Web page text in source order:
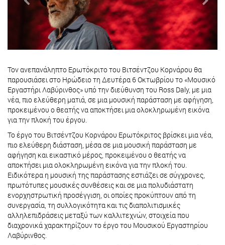
Τον ανεπανάληπτο Ερωτόκριτο του Βιτσέντζου Κορνάρου θα
παρουσιάσει στο Ηρώδειο τη Δευτέρα 6 Οκτωβρίου το «Μουσικό
Εργαστήρι Λαβύρινθος» υπό την διεύθυνση του Ross Daly, με μια
νέα, πιο ελεύθερη ματιά, σε μια μουσική παράσταση με αφήγηση,
προκειμένου ο θεατής να αποκτήσει μια ολοκληρωμένη εικόνα
για την πλοκή του έργου.
Το έργο του Βιτσέντζου Κορνάρου Ερωτόκριτος βρίσκει μια νέα,
πιο ελεύθερη διάσταση, μέσα σε μια μουσική παράσταση με
αφήγηση και εικαστικό μέρος, προκειμένου ο θεατής να
αποκτήσει μια ολοκληρωμένη εικόνα για την πλοκή του.
Ειδικότερα η μουσική της παράστασης εστιάζει σε σύγχρονες,
πρωτότυπες μουσικές συνθέσεις και σε μια πολυδιάστατη
ενορχηστρωτική προσέγγιση, οι οποίες προκύπτουν από τη
συνεργασία, τη συλλογικότητα και τις διαπολιτισμικές
αλληλεπιδράσεις μεταξύ των καλλιτεχνών, στοιχεία που
διαχρονικά χαρακτηρίζουν το έργο του Μουσικού Εργαστηρίου
Λαβύρινθος.